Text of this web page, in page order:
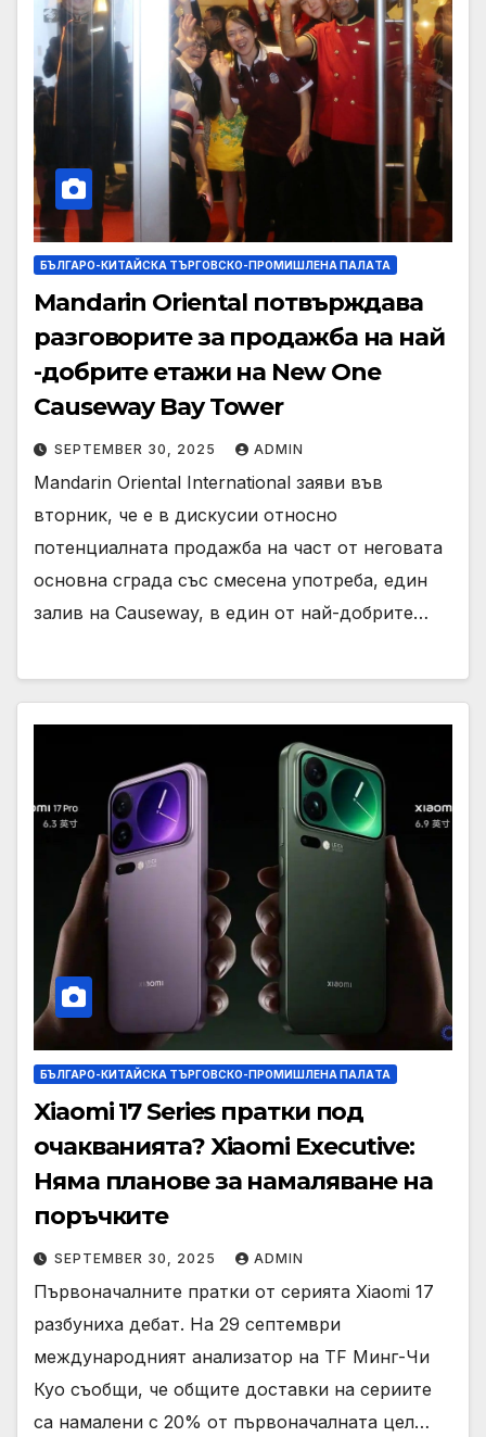
БЪЛГАРО-КИТАЙСКА ТЪРГОВСКО-ПРОМИШЛЕНА ПАЛAТА
Mandarin Oriental потвърждава
разговорите за продажба на най
-добрите етажи на New One
Causeway Bay Tower
SEPTEMBER 30, 2025 ADMIN
Mandarin Oriental International заяви във
вторник, че е в дискусии относно
потенциалната продажба на част от неговата
основна сграда със смесена употреба, един
залив на Causeway, в един от най-добрите…
БЪЛГАРО-КИТАЙСКА ТЪРГОВСКО-ПРОМИШЛЕНА ПАЛAТА
Xiaomi 17 Series пратки под
очакванията? Xiaomi Executive:
Няма планове за намаляване на
поръчките
SEPTEMBER 30, 2025 ADMIN
Първоначалните пратки от серията Xiaomi 17
разбуниха дебат. На 29 септември
международният анализатор на TF Минг-Чи
Куо съобщи, че общите доставки на сериите
са намалени с 20% от първоначалната цел…